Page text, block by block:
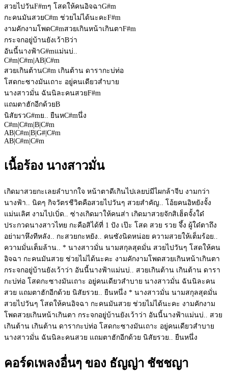
สวยไปวันF#mๆ โสดให้คนอิจฉาG#m
กะคนมันสวยC#m ช่วยไม่ได้นะคะF#m
งามคักงามโพดC#mสวยเกินหน้าเกินตาF#m
กระจกอยู่บ้านยังเว้าBว่า
อันนี้นางฟ้าG#mแม่นบ่..
C#m C#m AB C#m
สวยเกินต้านC#m เกินต้าน ดารากะบ่ท่อ
โสดกะซางมันเถาะ อยู่คนเดียวสำบาย
นางสาวมั่น ฉันนิละคนสวยF#m
แถมตาฮักอีกด้วยB
นิสัยรวG#mย.. ยืนหC#mนึ่ง
C#m C#m B C#m
AB C#m B G# C#m
AB C#m C#m
เนื้อร้อง นางสาวมั่น
เกิดมาสวยกะเลยลำบากใจ หน้าตาดีเกินไปเลยบ่มีไผกล้าจีบ งามกว่า
นางฟ้า.. นิดๆ กิจวัตรชีวิตคือสวยไปวันๆ สวยสำคัญ.. โอ้ยคนอิหยังจั้ง
แม่นเลิศ งามไปเบิ่ด.. ซ่างเกิดมาให้คนส่า เกิดมาสวยจักสิเฮ็ดจั้งใด๋
ประกวดนางสาวไทย กะคือสิได้ที่ 1 ปัง เป๊ะ โสด สวย รวย จึ้ง ผู้ใด๋ตาถึง
อย่ามาหึงทีหลัง.. กะสวยกะหยัง.. คนซังนิดหน่อย ความสวยให้เต็มร้อย..
ความมั่นเต็มล้าน.. * นางสาวมั่น นามสกุลสุดมั่น สวยไปวันๆ โสดให้คน
อิจฉา กะคนมันสวย ช่วยไม่ได้นะคะ งามคักงามโพดสวยเกินหน้าเกินตา
กระจกอยู่บ้านยังเว้าว่า อันนี้นางฟ้าแม่นบ่.. สวยเกินต้าน เกินต้าน ดารา
กะบ่ท่อ โสดกะซางมันเถาะ อยู่คนเดียวสำบาย นางสาวมั่น ฉันนิละคน
สวย แถมตาฮักอีกด้วย นิสัยรวย.. ยืนหนึ่ง * นางสาวมั่น นามสกุลสุดมั่น
สวยไปวันๆ โสดให้คนอิจฉา กะคนมันสวย ช่วยไม่ได้นะคะ งามคักงาม
โพดสวยเกินหน้าเกินตา กระจกอยู่บ้านยังเว้าว่า อันนี้นางฟ้าแม่นบ่.. สวย
เกินต้าน เกินต้าน ดารากะบ่ท่อ โสดกะซางมันเถาะ อยู่คนเดียวสำบาย
นางสาวมั่น ฉันนิละคนสวย แถมตาฮักอีกด้วย นิสัยรวย.. ยืนหนึ่ง
คอร์ดเพลงอื่นๆ ของ ธัญญ่า ชัชชญา